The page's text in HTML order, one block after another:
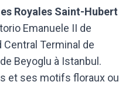
Royales Saint-Hubert
Emanuele II de
Central Terminal de
Beyoglu à Istanbul.
et ses motifs floraux ou